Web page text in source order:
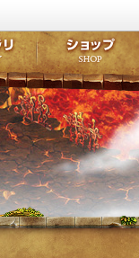
ズウィーバー
ィ
ティポイントライブラリ
LINEスタンプ